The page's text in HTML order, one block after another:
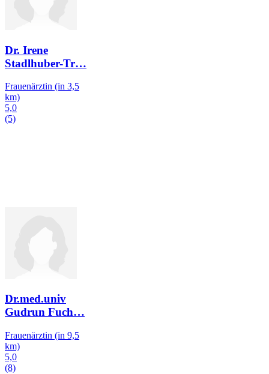
Dr. Irene
Stadlhuber-Tr…
Frauenärztin (in 3,5
km)
5,0
(5)
Dr.med.univ
Gudrun Fuch…
Frauenärztin (in 9,5
km)
5,0
(8)